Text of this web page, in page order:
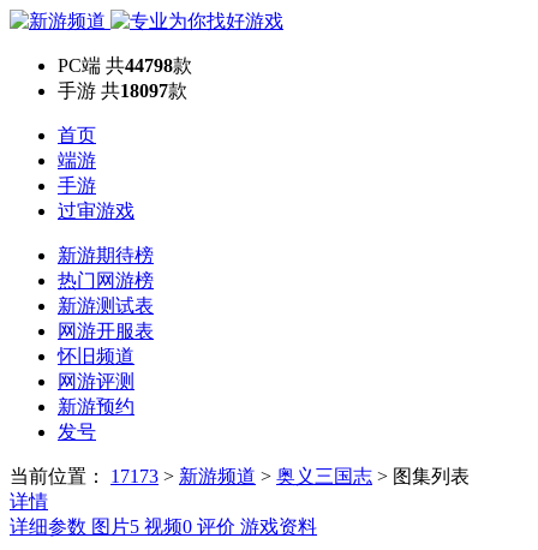
PC端 共44798款
手游 共18097款
首页
端游
手游
过审游戏
新游期待榜
热门网游榜
新游测试表
网游开服表
怀旧频道
网游评测
新游预约
发号
当前位置： 17173 > 新游频道 > 奥义三国志 > 图集列表
详情
详细参数 图片5 视频0 评价 游戏资料